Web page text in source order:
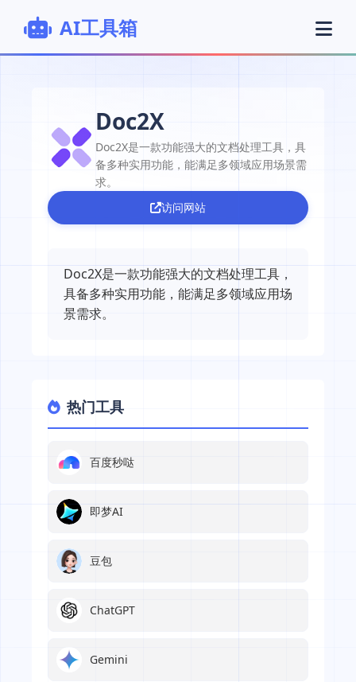
AI工具箱
Doc2X
Doc2X是一款功能强大的文档处理工具，具
备多种实用功能，能满足多领域应用场景需
求。
访问网站
Doc2X是一款功能强大的文档处理工具，
具备多种实用功能，能满足多领域应用场
景需求。
热门工具
百度秒哒
即梦AI
豆包
ChatGPT
Gemini